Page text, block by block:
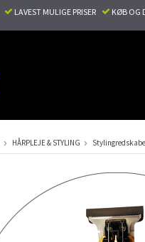
LAVEST MULIGE PRISER KØB OG
HÅRPLEJE & STYLING